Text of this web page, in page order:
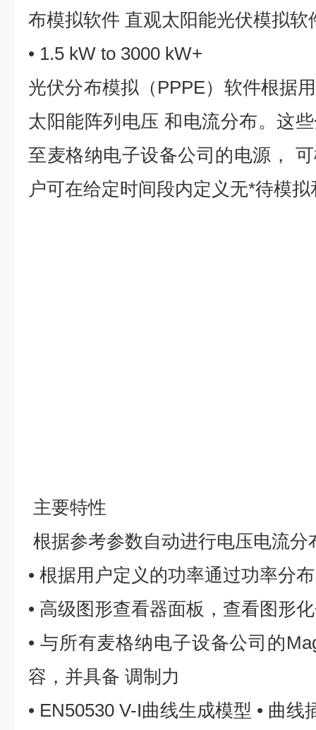
布模拟软件 直观太阳能光伏模拟软
• 1.5 kW to 3000 kW+
光伏分布模拟（PPPE）软件根据
太阳能阵列电压 和电流分布。这
至麦格纳电子设备公司的电源，
户可在给定时间段内定义无*待模
主要特性
根据参考参数自动进行电压电流分
• 根据用户定义的功率通过功率分
• 高级图形查看器面板，查看图形
• 与所有麦格纳电子设备公司的
容，并具备 调制力
• EN50530 V-I曲线生成模型 • 曲